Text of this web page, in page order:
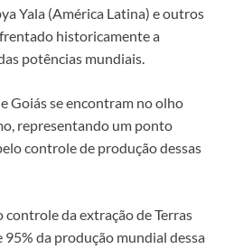
Yala (América Latina) e outros
historicamente a
potências mundiais.
Goiás se encontram no olho
representando um ponto
controle de produção dessas
controle da extração de Terras
95% da produção mundial dessa